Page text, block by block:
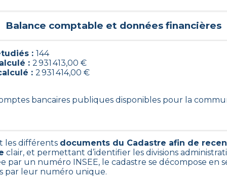
Balance comptable et données financières
: 144
: 2 931 413,00 €
: 2 931 414,00 €
bancaires publiques disponibles pour la
les différents documents du Cadastre afin de
clair, et permettant d’identifier les divisions
un numéro INSEE, le cadastre se décompose en
par leur numéro unique.